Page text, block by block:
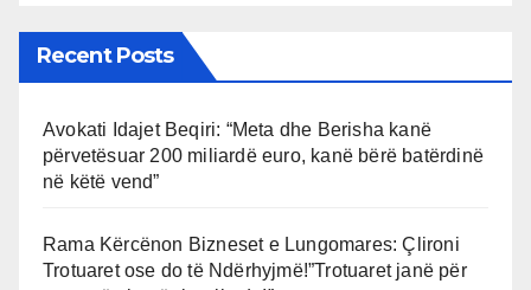
Recent Posts
Avokati Idajet Beqiri: “Meta dhe Berisha kanë
përvetësuar 200 miliardë euro, kanë bërë batërdinë
në këtë vend”
Rama Kërcënon Bizneset e Lungomares: Çlironi
Trotuaret ose do të Ndërhyjmë!”Trotuaret janë për